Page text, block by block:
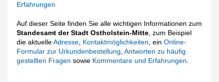
Erfahrungen
Auf dieser Seite finden Sie alle wichtigen Informationen zum
Standesamt der Stadt Ostholstein-Mitte , zum Beispiel
die aktuelleAdresse Kontaktmöglichkeiten , einOnline-
Formular zur Urkundenbestellung ,Antworten zu häufig
gestellten Fragen sowie Kommentare und Erfahrungen